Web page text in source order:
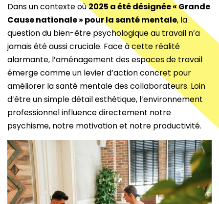
Dans un contexte où2025 a été désignée « Grande
Cause nationale » pour la santé mentale, la
question du bien-être psychologique au travail n’a
jamais été aussi cruciale. Face à cette réalité
alarmante, l’aménagement des espaces de travail
émerge comme un levier d’action concret pour
améliorer la santé mentale des collaborateurs. Loin
d’être un simple détail esthétique, l’environnement
professionnel influence directement notre
psychisme, notre motivation et notre productivité.